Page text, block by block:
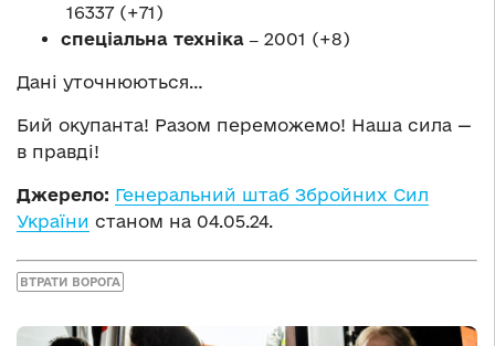
16337 (+71)
спеціальна техніка ‒ 2001 (+8)
Дані уточнюються…
Бий окупанта! Разом переможемо! Наша сила —
в правді!
Джерело: Генеральний штаб Збройних Сил
України станом на 04.05.24.
ВТРАТИ ВОРОГА